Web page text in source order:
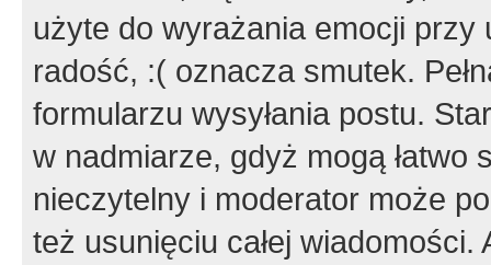
użyte do wyrażania emocji
radość, :( oznacza smutek.
formularzu wysyłania postu.
w nadmiarze, gdyż mogą
nieczytelny i moderator może
też usunięciu całej